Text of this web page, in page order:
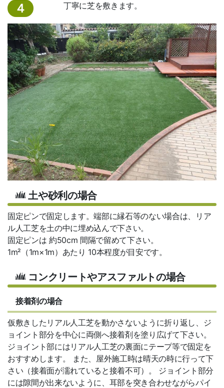
４ 丁寧に芝を敷きます。
土や砂利の場合
固定ピンで固定します。端部に縁石等のない場合は、リア
ル人工芝を土の中に埋め込んで下さい。
固定ピンは 約50cm 間隔で留めて下さい。
1m²（1m×1m）あたり 10本程度が目安です。
コンクリートやアスファルトの場合
接着剤の場合
仮敷きしたリアル人工芝を動かさないように折り返し、ジ
ョイント部分を中心に両側へ接着剤を塗り広げて下さい。
ジョイント部にはリアル人工芝の裏面にテープ等で固定を
おすすめします。 また、屋外施工時は晴天の時に行って下
さい（接着面が濡れていると接着不可）。 ジョイント部分
には隙間が出来ないように、耳部を突き合わせながらパイ